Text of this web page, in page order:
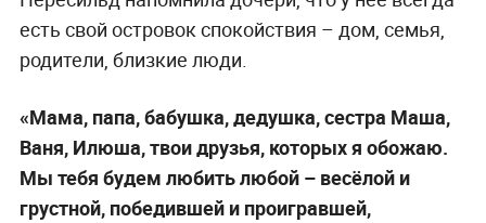
есть свой островок спокойствия – дом, семья,
родители, близкие люди.
«Мама, папа, бабушка, дедушка, сестра Маша,
Ваня, Илюша, твои друзья, которых я обожаю.
Мы тебя будем любить любой – весёлой и
грустной, победившей и проигравшей,